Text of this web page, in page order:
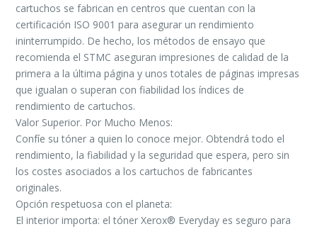
cartuchos se fabrican en centros que cuentan con la
certificación ISO 9001 para asegurar un rendimiento
ininterrumpido. De hecho, los métodos de ensayo que
recomienda el STMC aseguran impresiones de calidad de la
primera a la última página y unos totales de páginas impresas
que igualan o superan con fiabilidad los índices de
rendimiento de cartuchos.
Valor Superior. Por Mucho Menos:
Confíe su tóner a quien lo conoce mejor. Obtendrá todo el
rendimiento, la fiabilidad y la seguridad que espera, pero sin
los costes asociados a los cartuchos de fabricantes
originales.
Opción respetuosa con el planeta:
El interior importa: el tóner Xerox® Everyday es seguro para